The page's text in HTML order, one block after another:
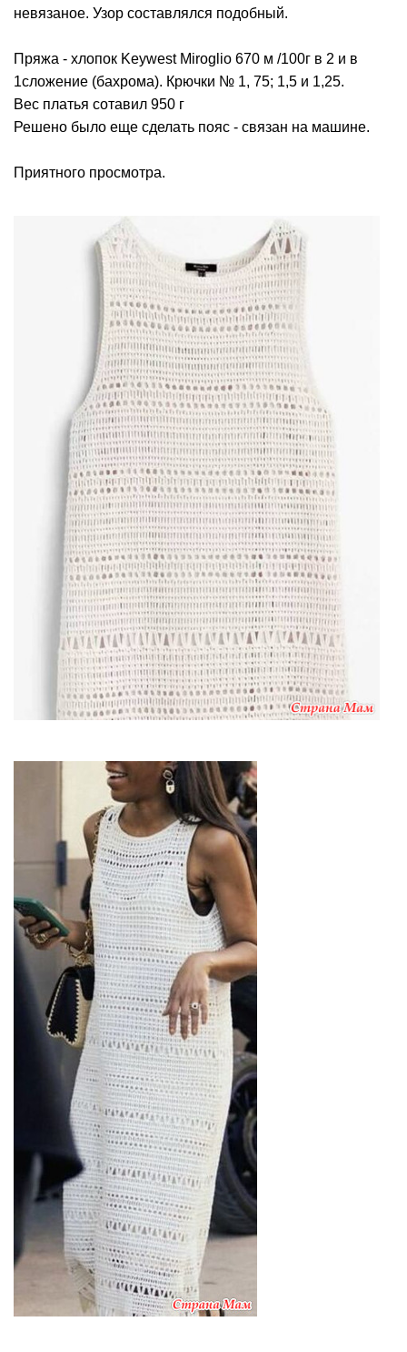
невязаное. Узор составлялся подобный.
Пряжа - хлопок Keywest Miroglio 670 м /100г в 2 и в
1сложение (бахрома). Крючки № 1, 75; 1,5 и 1,25.
Вес платья сотавил 950 г
Решено было еще сделать пояс - связан на машине.
Приятного просмотра.